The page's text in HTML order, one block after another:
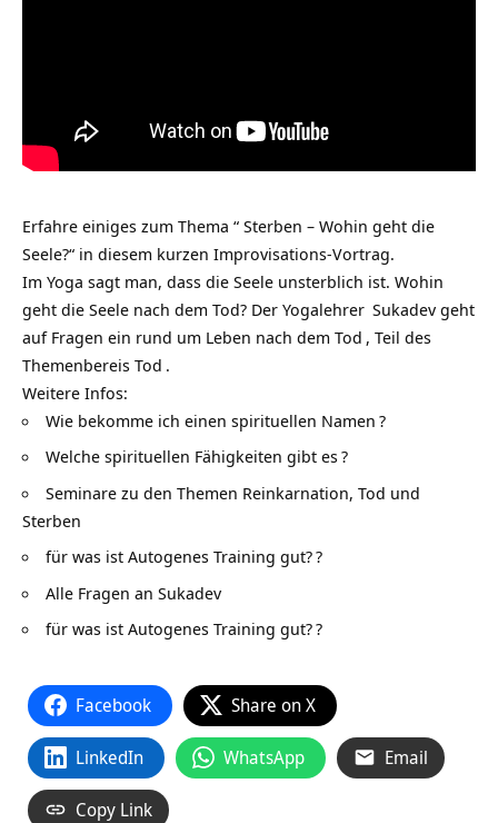
Erfahre einiges zum Thema “ Sterben – Wohin geht die
Seele?“ in diesem kurzen Improvisations-Vortrag.
Im Yoga sagt man, dass die Seele unsterblich ist. Wohin
geht die Seele nach dem Tod? Der Yogalehrer Sukadev geht
auf Fragen ein rund um Leben nach dem Tod , Teil des
Themenbereis Tod .
Weitere Infos:
Wie bekomme ich einen spirituellen Namen ?
Welche spirituellen Fähigkeiten gibt es?
Seminare zu den Themen Reinkarnation, Tod und
Sterben
für was ist Autogenes Training gut??
Alle Fragen an Sukadev
für was ist Autogenes Training gut??
Facebook Share on X
LinkedIn WhatsApp Email
Copy Link